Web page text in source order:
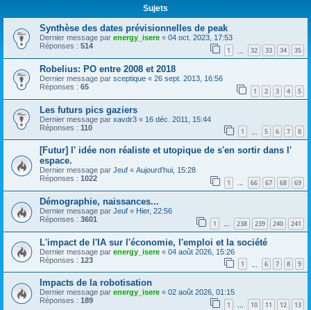
Sujets
Synthèse des dates prévisionnelles de peak
Dernier message par energy_isere « 04 oct. 2023, 17:53
Réponses : 514 1 32 33 34 35
Robelius: PO entre 2008 et 2018
Dernier message par sceptique « 26 sept. 2013, 16:56
Réponses : 65 1 2 3 4 5
Les futurs pics gaziers
Dernier message par xavdr3 « 16 déc. 2011, 15:44
Réponses : 110 1 5 6 7 8
[Futur] l' idée non réaliste et utopique de s'en sortir dans l'
espace.
Dernier message par Jeuf « Aujourd’hui, 15:28
Réponses : 1022 1 … 66 67 68 69
Démographie, naissances...
Dernier message par Jeuf « Hier, 22:56
Réponses : 3601 1 … 238 239 240 241
L'impact de l'IA sur l'économie, l'emploi et la société
Dernier message par energy_isere « 04 août 2026, 15:26
Réponses : 123 1 6 7 8 9
Impacts de la robotisation
Dernier message par energy_isere « 02 août 2026, 01:15
Réponses : 189 1 … 10 11 12 13